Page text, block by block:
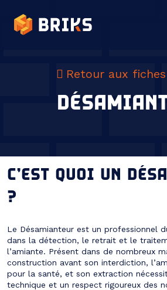
Retour aux
C’EST QUOI UN
?
Le Désamianteur est un professionnel
dans la détection, le retrait et le
l’amiante. Présent dans de nombreux
construction avant son interdiction,
pour la santé, et son extraction
technique et un respect rigoureux des